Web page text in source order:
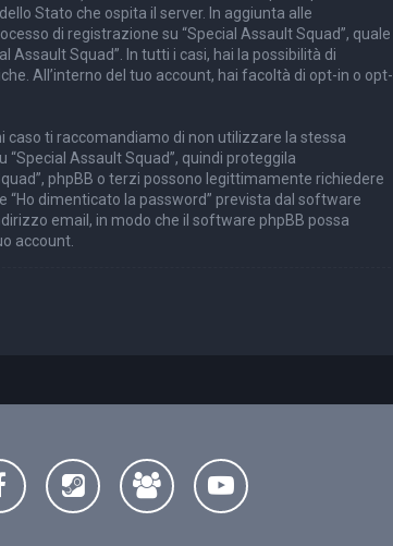
Stato che ospita il server. In aggiunta alle
di registrazione su “Special Assault Squad”, quale
Squad”. In tutti i casi, hai la possibilità di
All’interno del tuo account, hai facoltà di opt-in o opt-
caso ti raccomandiamo di non utilizzare la stessa
Assault Squad”, quindi proteggila
phpBB o terzi possono legittimamente richiedere
“Ho dimenticato la password” prevista dal software
email, in modo che il software phpBB possa
account.